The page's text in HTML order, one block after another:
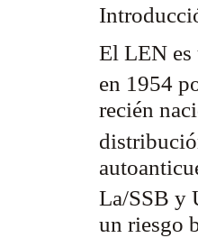
El LEN es
en 1954
recién
La/SSB y
un riesgo